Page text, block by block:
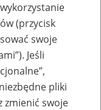
pracy
(przycisk
swoje
Jeśli
pliki
zmienić swoje